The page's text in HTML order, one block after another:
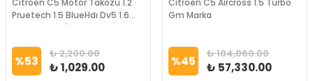
Citroen C5 Motor Takozu 1.2
Pruetech 1.5 BlueHdı Dv5 1.6
BlueHdı Dv6 İthal Marka
%53 ₺ 2,200.00
₺ 1,029.00
Citroen C5 Aircross 1.5 Turbo
Gm Marka
%45 ₺ 104,060.00
₺ 57,330.00